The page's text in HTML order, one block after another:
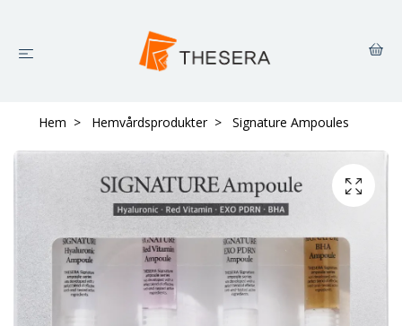
Hem Hemvårdsprodukter Signature Ampoules